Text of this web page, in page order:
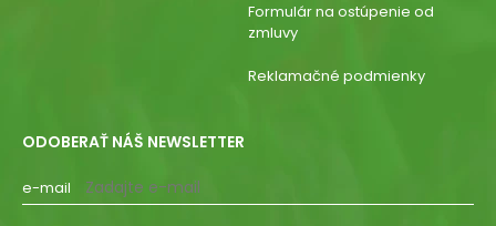
Formulár na ostúpenie od
zmluvy
Reklamačné podmienky
ODOBERAŤ NÁŠ NEWSLETTER
e-mail